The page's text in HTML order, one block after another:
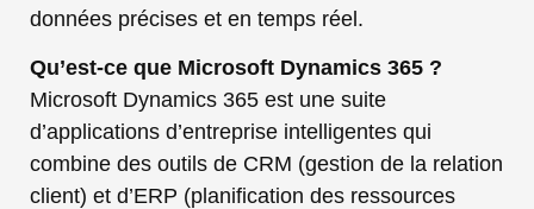
données précises et en temps réel.
Qu’est-ce que Microsoft Dynamics 365 ?
Microsoft Dynamics 365 est une suite
d’applications d’entreprise intelligentes qui
combine des outils de CRM (gestion de la relation
client) et d’ERP (planification des ressources